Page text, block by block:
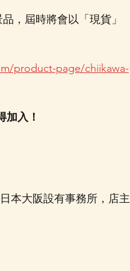
，屆時將會以「現貨」
product-page/chiikawa-
入！
本大阪設有事務所，店主